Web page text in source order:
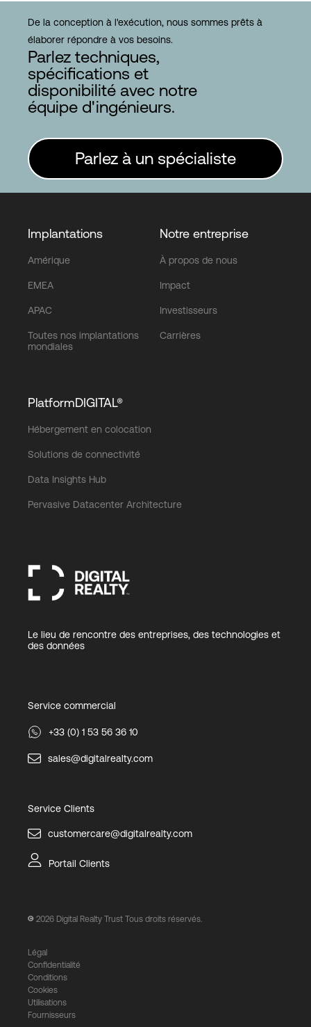
De la conception à l'exécution, nous sommes prêts à
élaborer répondre à vos besoins.
Parlez techniques,
spécifications et
disponibilité avec notre
équipe d'ingénieurs.
Parlez à un spécialiste
Implantations
Amérique
EMEA
APAC
Toutes nos implantations
mondiales
Notre entreprise
À propos de nous
Impact
Investisseurs
Carrières
PlatformDIGITAL®
Hébergement en colocation
Solutions de connectivité
Data Insights Hub
Pervasive Datacenter Architecture
Le lieu de rencontre des entreprises, des technologies et
des données
Service commercial
+33 (0) 1 53 56 36 10
sales@digitalrealty.com
Service Clients
customercare@digitalrealty.com
Portail Clients
2026 Digital Realty Trust Tous droits réservés.
Légal
Confidentialité
Conditions
Cookies
Utilisations
Fournisseurs